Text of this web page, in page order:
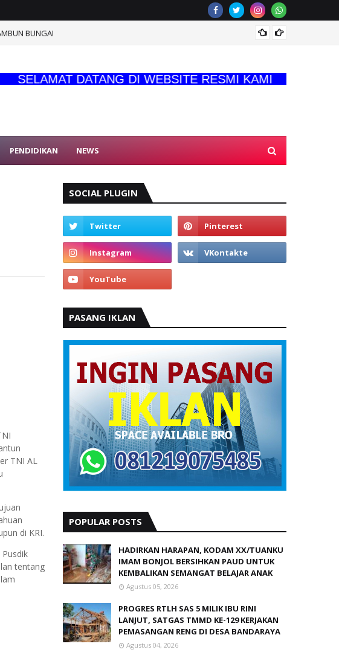
BUNGAI
SELAMAT DATANG DI WEBSITE RESMI KAMI
PENDIDIKAN NEWS
TNI AL
di KRI.
tentang
SOCIAL PLUGIN
PASANG IKLAN
POPULAR POSTS
HADIRKAN HARAPAN, KODAM XX/TUANKU
IMAM BONJOL BERSIHKAN PAUD UNTUK
KEMBALIKAN SEMANGAT BELAJAR ANAK
Agustus 05, 2026
PROGRES RTLH SAS 5 MILIK IBU RINI
LANJUT, SATGAS TMMD KE-129 KERJAKAN
PEMASANGAN RENG DI DESA BANDARAYA
Agustus 04, 2026